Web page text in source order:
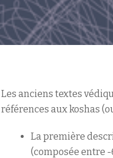
Les anciens textes
références aux koshas
La première
(composée entre